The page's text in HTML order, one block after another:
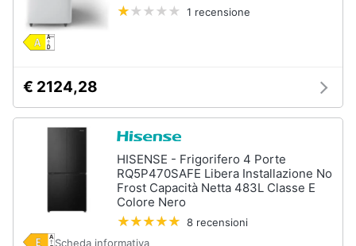
Animali
Motori
Libri,
e
1 recensione
€ 2124,28
HISENSE - Frigorifero 4 Porte
RQ5P470SAFE Libera Installazione No
Frost Capacità Netta 483L Classe E
Colore Nero
8 recensioni
Scheda informativa